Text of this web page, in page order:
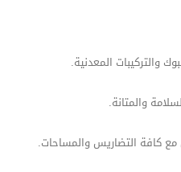
والمتانة.
كافة التضاريس والمساحات.